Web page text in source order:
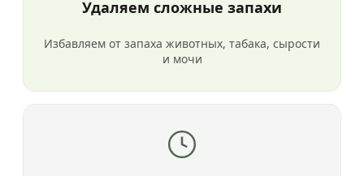
Удаляем сложные запахи
Избавляем от запаха животных, табака, сырости
и мочи